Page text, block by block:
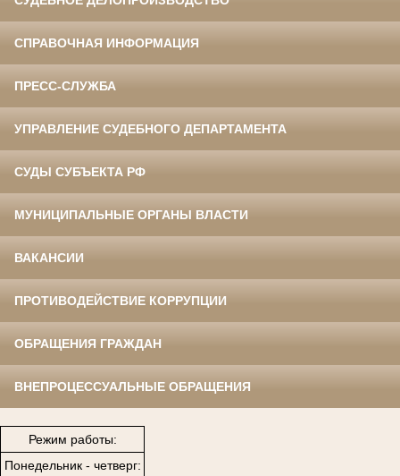
СПРАВОЧНАЯ ИНФОРМАЦИЯ
ПРЕСС-СЛУЖБА
УПРАВЛЕНИЕ СУДЕБНОГО ДЕПАРТАМЕНТА
СУДЫ СУБЪЕКТА РФ
МУНИЦИПАЛЬНЫЕ ОРГАНЫ ВЛАСТИ
ВАКАНСИИ
ПРОТИВОДЕЙСТВИЕ КОРРУПЦИИ
ОБРАЩЕНИЯ ГРАЖДАН
ВНЕПРОЦЕССУАЛЬНЫЕ ОБРАЩЕНИЯ
Режим работы:
Понедельник - четверг: